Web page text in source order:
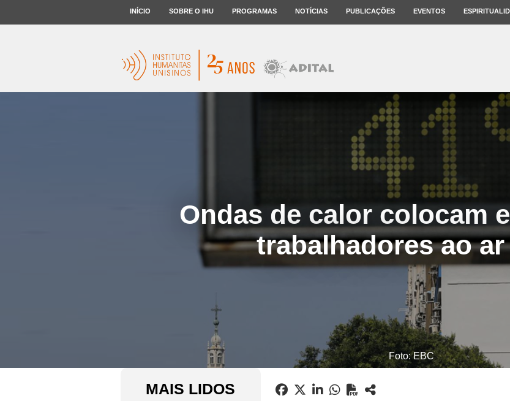
INÍCIO SOBRE O IHU PROGRAMAS NOTÍCIAS PUBLICAÇÕES EVENTOS
Ondas de calor colocam
trabalhadores ao
Foto: EBC
MAIS LIDOS